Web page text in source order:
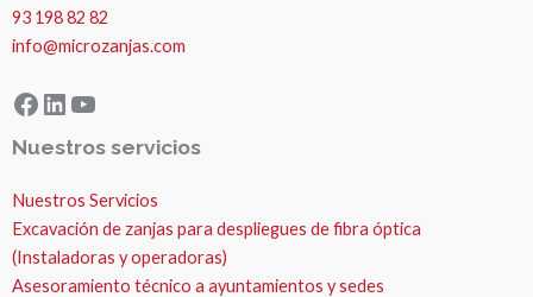
93 198 82 82
info@microzanjas.com
Facebook
LinkedIn
YouTube
Nuestros servicios
Nuestros Servicios
Excavación de zanjas para despliegues de fibra óptica
(Instaladoras y operadoras)
Asesoramiento técnico a ayuntamientos y sedes